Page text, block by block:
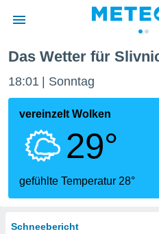
wurde
dass
sind.
diese
Das Wetter für
18:01 Sonntag
vereinzelt Wolken
29°
gefühlte Temperatur 28°
Schneebericht